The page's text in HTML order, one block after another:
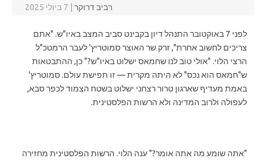
רביב דרוקר 7 ביולי 2025
לפני 7 באוקטובר התנהל דיון בקבינט סביב המצב באיו"ש. "אתם
צריכים לחשוב אחרת", זרק שר האוצר סמוטריץ' לעבר הרמטכ"ל
הרצי הלוי. "אולי טוב לנו שחמאס ישלוט באיו"ש?" כן, ההתבטאות
ש"חמאס הוא נכס" לא היתה מקרית — זו תפישת עולם. סמוטריץ'
באמת מעדיף שארגון טרור רצחני ישלוט בשטח הצמוד לכפר סבא,
לעפולה ולרוב המדינה ולא הרשות הפלסטינית.
"אתה שומע מה אתה אומר?" ענה הלוי. הרשות הפלסטינית מחזירה